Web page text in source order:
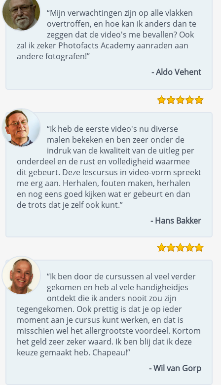
“Mijn verwachtingen zijn op alle vlakken
overtroffen, en hoe kan ik anders dan te
zeggen dat de video's me bevallen? Ook
zal ik zeker Photofacts Academy aanraden aan
andere fotografen!”
- Aldo Vehent
“Ik heb de eerste video's nu diverse
malen bekeken en ben zeer onder de
indruk van de kwaliteit van de uitleg per
onderdeel en de rust en volledigheid waarmee
dit gebeurt. Deze lescursus in video-vorm spreekt
me erg aan. Herhalen, fouten maken, herhalen
en nog eens goed kijken wat er gebeurt en dan
de trots dat je zelf ook kunt.”
- Hans Bakker
“Ik ben door de cursussen al veel verder
gekomen en heb al vele handigheidjes
ontdekt die ik anders nooit zou zijn
tegengekomen. Ook prettig is dat je op ieder
moment aan je cursus kunt werken, en dat is
misschien wel het allergrootste voordeel. Kortom
het geld zeer zeker waard. Ik ben blij dat ik deze
keuze gemaakt heb. Chapeau!”
- Wil van Gorp